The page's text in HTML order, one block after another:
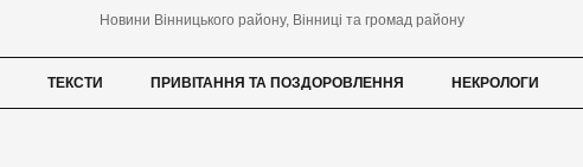
Новини Вінницького району, Вінниці та громад району
ТЕКСТИ ПРИВІТАННЯ ТА ПОЗДОРОВЛЕННЯ НЕКРОЛОГИ